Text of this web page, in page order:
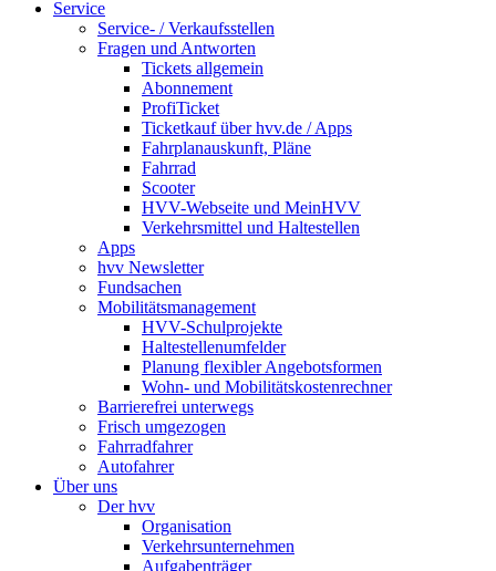
Service
Service- / Verkaufsstellen
Fragen und Antworten
Tickets allgemein
Abonnement
ProfiTicket
Ticketkauf über hvv.de / Apps
Fahrplanauskunft, Pläne
Fahrrad
Scooter
HVV-Webseite und MeinHVV
Verkehrsmittel und Haltestellen
Apps
hvv Newsletter
Fundsachen
Mobilitätsmanagement
HVV-Schulprojekte
Haltestellenumfelder
Planung flexibler Angebotsformen
Wohn- und Mobilitätskostenrechner
Barrierefrei unterwegs
Frisch umgezogen
Fahrradfahrer
Autofahrer
Über uns
Der hvv
Organisation
Verkehrsunternehmen
Aufgabenträger